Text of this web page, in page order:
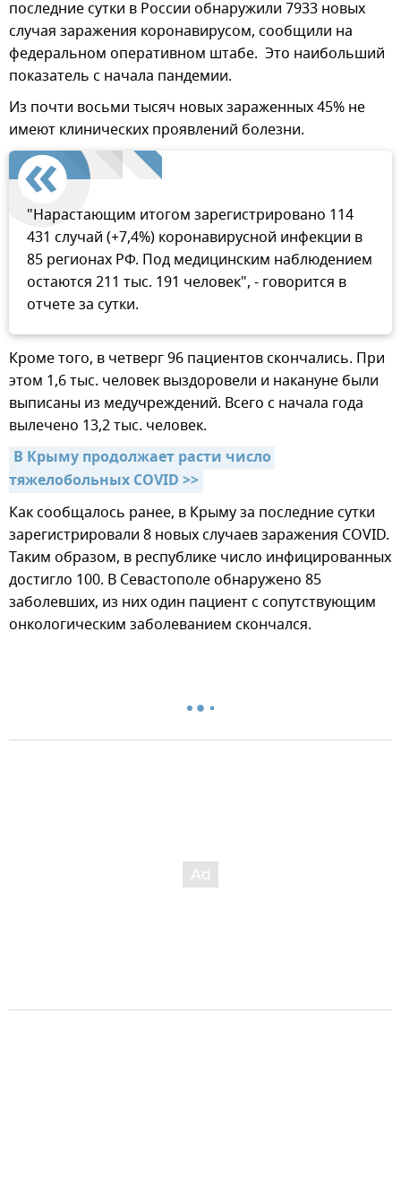
последние сутки в России обнаружили 7933 новых
случая заражения коронавирусом, сообщили на
федеральном оперативном штабе. Это наибольший
показатель с начала пандемии.
Из почти восьми тысяч новых зараженных 45% не
имеют клинических проявлений болезни.
"Нарастающим итогом зарегистрировано 114
431 случай (+7,4%) коронавирусной инфекции в
85 регионах РФ. Под медицинским наблюдением
остаются 211 тыс. 191 человек", - говорится в
отчете за сутки.
Кроме того, в четверг 96 пациентов скончались. При
этом 1,6 тыс. человек выздоровели и накануне были
выписаны из медучреждений. Всего с начала года
вылечено 13,2 тыс. человек.
В Крыму продолжает расти число
тяжелобольных COVID >>
Как сообщалось ранее, в Крыму за последние сутки
зарегистрировали 8 новых случаев заражения COVID.
Таким образом, в республике число инфицированных
достигло 100. В Севастополе обнаружено 85
заболевших, из них один пациент с сопутствующим
онкологическим заболеванием скончался.